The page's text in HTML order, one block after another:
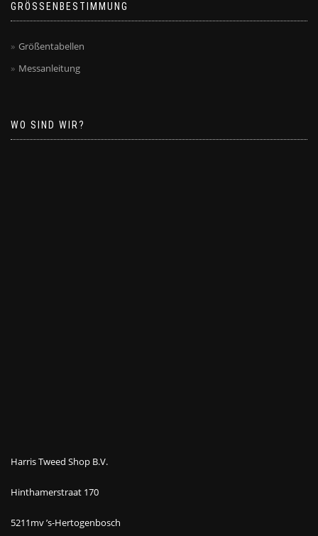
GRÖSSENBESTIMMUNG
Größentabellen
Messanleitung
WO SIND WIR?
Harris Tweed Shop B.V.
Hinthamerstraat 170
5211mv ’s-Hertogenbosch